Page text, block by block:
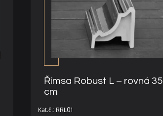
Římsa Robust L – rovná 35
cm
Kat.č.: RRL01